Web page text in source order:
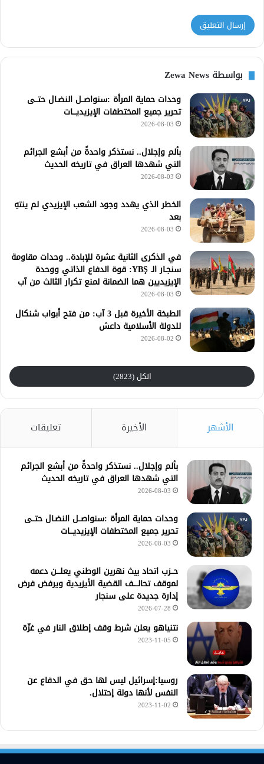
بواسطة Zewa News
وحدات حماية المرأة :سنواصــل النضـال حتــى
تحرير جميع المختطفات الإيزيديـــات
2026-08-03
بألم وإجلال.. نستذكر واحدةً من أبشع الجرائم
التي شهدها العراق في تاريخه الحديث
2026-08-03
الخطر الذي يهدد وجود الشعب الإيزيدي لم ينتهِ
بعد
2026-08-03
في الذكرى الثانية عشرة للإبادة.. وحدات مقاومة
سنجـار الـ YBŞ: قوة الدفاع الذاتي ووحدة
الإيزيديين هما الضمانة لمنع تكرار الثالث من آب
2026-08-03
الطبخة الأخيرة قبل 3 آب: من فتح أبواب شنكال
للدولة الأسلامية داعش
2026-08-02
الكل (2823)
الأشهر الأخيرة تعليقات
بألم وإجلال.. نستذكر واحدةً من أبشع الجرائم
التي شهدها العراق في تاريخه الحديث
2026-08-03
وحدات حماية المرأة :سنواصــل النضـال حتــى
تحرير جميع المختطفات الإيزيديـــات
2026-08-03
حــزب اتحاد بيث نهرين الوطني يعلـــن دعمه
لموقف تحالــــف القضية الأيزيدية ويرفض فرض
إدارة جديدة على سنجار
2026-07-28
نتنياهو يعلن شرط وقف إطلاق النار في غزّة
2023-11-05
روسيا:إسرائيل ليس لها حق في الدفاع عن
النفس لأنها دولة إحتلال.
2023-11-02